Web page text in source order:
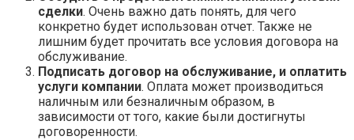
сделки. Очень важно дать понять, для чего
конкретно будет использован отчет. Также не
лишним будет прочитать все условия договора на
обслуживание.
Подписать договор на обслуживание, и оплатить
услуги компании. Оплата может производиться
наличным или безналичным образом, в
зависимости от того, какие были достигнуты
договоренности.